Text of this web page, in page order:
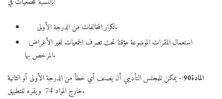
تكرار المخالفات من الدرجة الأولى.
المرخص بها.
المادة90:- يمكن للمجلس التأديبي أن يصنف أي خطأ من الدرجة الأولى أو الثانية
خارج المواد 74 ويقره للتطبيق.